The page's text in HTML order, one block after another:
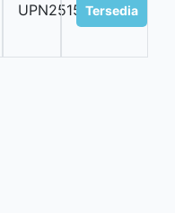
UPN251533Tersedia